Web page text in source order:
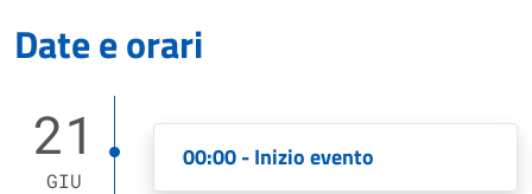
Date e orari
21
GIU
00:00 - Inizio evento